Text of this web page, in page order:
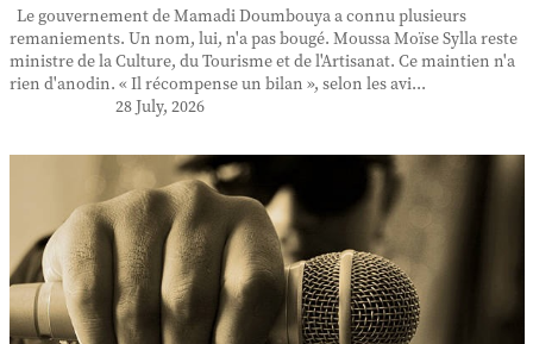
Le gouvernement de Mamadi Doumbouya a connu plusieurs
remaniements. Un nom, lui, n'a pas bougé. Moussa Moïse Sylla reste
ministre de la Culture, du Tourisme et de l'Artisanat. Ce maintien n'a
rien d'anodin. « Il récompense un bilan », selon les avi...
28 July, 2026